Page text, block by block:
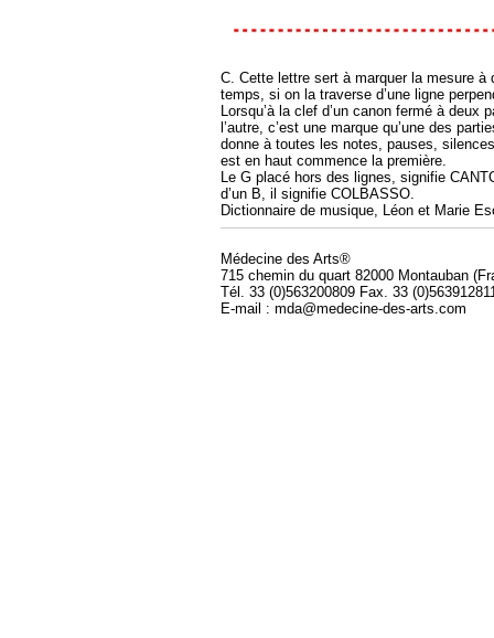
C. Cette lettre sert à marquer la mesure
temps, si on la traverse d’une ligne
Lorsqu’à la clef d’un canon fermé à deux
l’autre, c’est une marque qu’une des
donne à toutes les notes, pauses,
est en haut commence la première.
Le G placé hors des lignes, signifie
d’un B, il signifie COLBASSO.
Dictionnaire de musique, Léon et Marie
Médecine des Arts®
715 chemin du quart 82000 Montauban
Tél. 33 (0)563200809 Fax. 33
E-mail : mda@medecine-des-arts.com